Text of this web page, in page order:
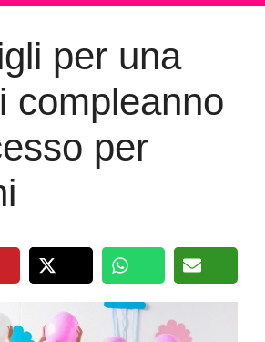
per una
compleanno
per